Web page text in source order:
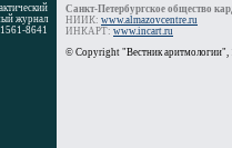
журнал
8641
Санкт-Петербургское общество
НИИК: www.almazovcentre.ru
ИНКАРТ: www.incart.ru
© Copyright "Вестник аритмологии",